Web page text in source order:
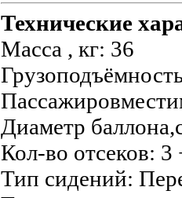
Технические
Масса , кг: 36
Диаметр
Кол-во отсеков: 3
Тип сидений: